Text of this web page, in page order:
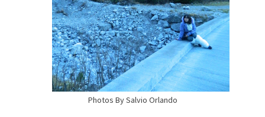
Photos By Salvio Orlando